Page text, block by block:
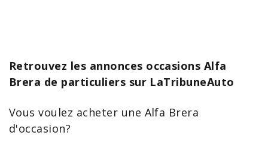
Retrouvez les annonces occasions Alfa
Brera de particuliers sur LaTribuneAuto
Vous voulez acheter une Alfa Brera
d'occasion?